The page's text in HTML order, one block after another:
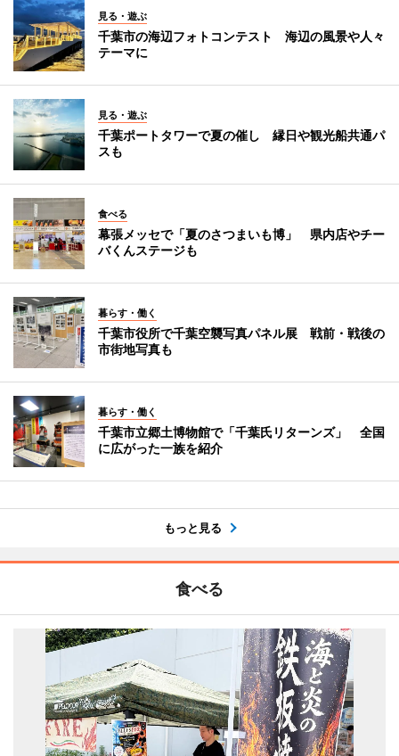
見る・遊ぶ
千葉市の海辺フォトコンテスト 海辺の風景や人々
テーマに
見る・遊ぶ
千葉ポートタワーで夏の催し 縁日や観光船共通パ
スも
食べる
幕張メッセで「夏のさつまいも博」 県内店やチー
バくんステージも
暮らす・働く
千葉市役所で千葉空襲写真パネル展 戦前・戦後の
市街地写真も
暮らす・働く
千葉市立郷土博物館で「千葉氏リターンズ」 全国
に広がった一族を紹介
もっと見る
食べる